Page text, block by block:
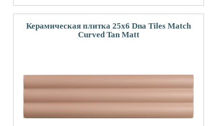
Керамическая плитка 25x6 Dna Tiles Match
Curved Tan Matt